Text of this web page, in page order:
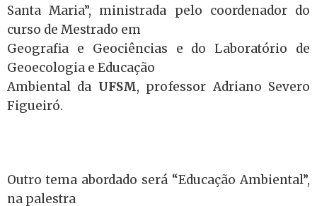
Santa Maria”, ministrada pelo coordenador do
curso de Mestrado em
Geografia e Geociências e do Laboratório de
Geoecologia e Educação
Ambiental da UFSM, professor Adriano Severo
Figueiró.
Outro tema abordado será “Educação Ambiental”,
na palestra